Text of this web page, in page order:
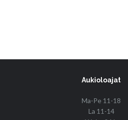
Aukioloajat
Ma-Pe 11-18
La 11-14